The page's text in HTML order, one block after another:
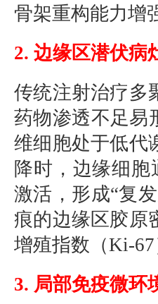
骨架重构能力增
2. 边缘区潜伏病
传统注射治疗多
药物渗透不足易
维细胞处于低代
降时，边缘细
激活，形成“复
痕的边缘区胶原
增殖指数（Ki-67
3. 局部免疫微环